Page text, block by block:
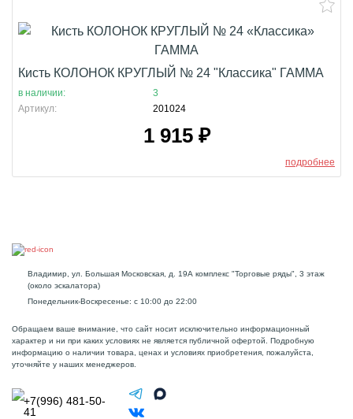
Кисть КОЛОНОК КРУГЛЫЙ № 24 "Классика" ГАММА
в наличии:
3
Артикул:
201024
1 915 ₽
подробнее
Владимир, ул. Большая Московская, д. 19А комплекс "Торговые ряды", 3 этаж
(около эскалатора)
Понедельник-Воскресенье: с 10:00 до 22:00
Обращаем ваше внимание, что сайт носит исключительно информационный
характер и ни при каких условиях не является публичной офертой. Подробную
информацию о наличии товара, ценах и условиях приобретения, пожалуйста,
уточняйте у наших менеджеров.
+7(996) 481-50-
41